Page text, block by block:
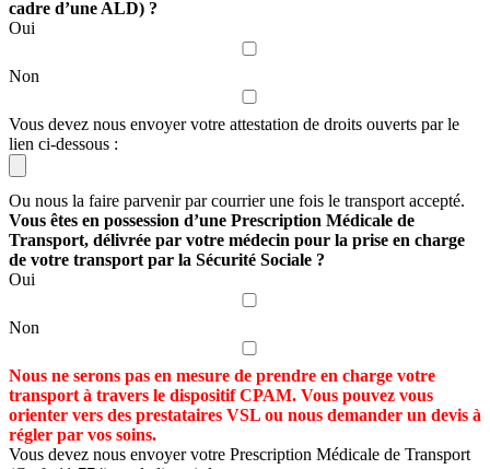
cadre d’une ALD) ?
Oui
Non
Vous devez nous envoyer votre attestation de droits ouverts par le
lien ci-dessous :
Ou nous la faire parvenir par courrier une fois le transport accepté.
Vous êtes en possession d’une Prescription Médicale de
Transport, délivrée par votre médecin pour la prise en charge
de votre transport par la Sécurité Sociale ?
Oui
Non
Nous ne serons pas en mesure de prendre en charge votre
transport à travers le dispositif CPAM. Vous pouvez vous
orienter vers des prestataires VSL ou nous demander un devis à
régler par vos soins.
Vous devez nous envoyer votre Prescription Médicale de Transport